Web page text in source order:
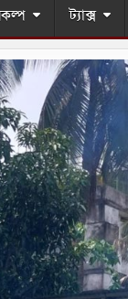
ট্যাক্স